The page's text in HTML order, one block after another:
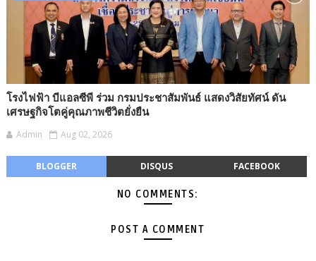
โรงไฟฟ้า บีแอลซีพี ร่วม กรมประชาสัมพันธ์ แสดงวิสัยทัศน์ ดัน
เศรษฐกิจโตคู่คุณภาพชีวิตยั่งยืน
Admin Aug 02, 2026
BLOGGER DISQUS FACEBOOK
NO COMMENTS:
POST A COMMENT